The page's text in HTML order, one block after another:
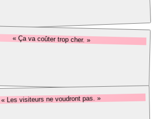
« Ça va coûter trop cher. »
« Les visiteurs ne voudront pas. »